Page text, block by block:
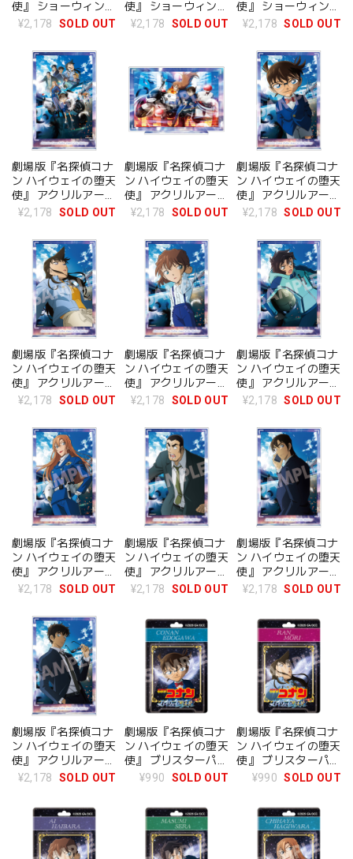
使』 ショーウィンド
ウ風アクリルスタン
¥2,178 SOLD OUT
使』 ショーウィンド
ウ風アクリルスタン
¥2,178 SOLD OUT
使』 ショーウィンド
ウ風アクリルスタン
¥2,178 SOLD OUT
劇場版『名探偵コナ
ン ハイウェイの堕天
使』 アクリルアート
スタンド メインビジ
¥2,178 SOLD OUT
劇場版『名探偵コナ
ン ハイウェイの堕天
使』 アクリルアート
スタンド ANGELビ
¥2,178 SOLD OUT
劇場版『名探偵コナ
ン ハイウェイの堕天
使』 アクリルアート
スタンド 江戸川コナ
¥2,178 SOLD OUT
劇場版『名探偵コナ
ン ハイウェイの堕天
使』 アクリルアート
スタンド 毛利蘭
¥2,178 SOLD OUT
劇場版『名探偵コナ
ン ハイウェイの堕天
使』 アクリルアート
スタンド 灰原哀
¥2,178 SOLD OUT
劇場版『名探偵コナ
ン ハイウェイの堕天
使』 アクリルアート
スタンド 世良真純
¥2,178 SOLD OUT
劇場版『名探偵コナ
ン ハイウェイの堕天
使』 アクリルアート
スタンド 萩原千速
¥2,178 SOLD OUT
劇場版『名探偵コナ
ン ハイウェイの堕天
使』 アクリルアート
スタンド 横溝重悟
¥2,178 SOLD OUT
劇場版『名探偵コナ
ン ハイウェイの堕天
使』 アクリルアート
スタンド 萩原研二
¥2,178 SOLD OUT
劇場版『名探偵コナ
ン ハイウェイの堕天
使』 アクリルアート
スタンド 松田陣平
¥2,178 SOLD OUT
劇場版『名探偵コナ
ン ハイウェイの堕天
使』 ブリスターパッ
ケージ風アクリルボ
¥990 SOLD OUT
劇場版『名探偵コナ
ン ハイウェイの堕天
使』 ブリスターパッ
ケージ風アクリルボ
¥990 SOLD OUT